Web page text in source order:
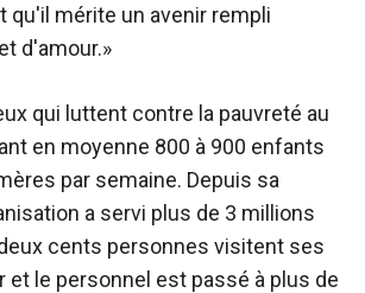
qu'il mérite un avenir rempli
d'amour.»
qui luttent contre la pauvreté au
en moyenne 800 à 900 enfants
par semaine. Depuis sa
a servi plus de 3 millions
cents personnes visitent ses
et le personnel est passé à plus de